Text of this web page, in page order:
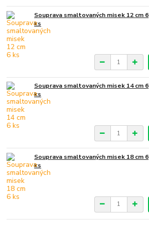
Souprava smaltovaných misek 12 cm 6
ks
Souprava smaltovaných misek 14 cm 6
ks
Souprava smaltovaných misek 18 cm 6
ks